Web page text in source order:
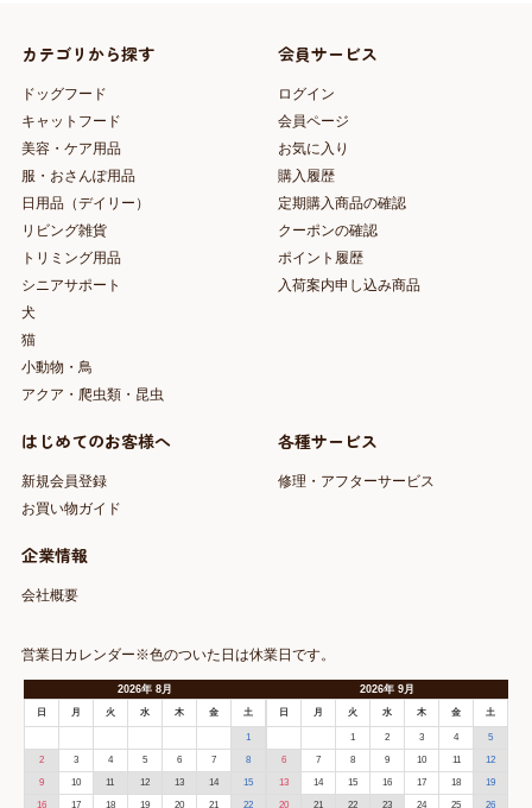
カテゴリから探す
ドッグフード
キャットフード
美容・ケア用品
服・おさんぽ用品
日用品（デイリー）
リビング雑貨
トリミング用品
シニアサポート
犬
猫
小動物・鳥
アクア・爬虫類・昆虫
会員サービス
ログイン
会員ページ
お気に入り
購入履歴
定期購入商品の確認
クーポンの確認
ポイント履歴
入荷案内申し込み商品
はじめてのお客様へ
新規会員登録
お買い物ガイド
各種サービス
修理・アフターサービス
企業情報
会社概要
営業日カレンダー※色のついた日は休業日です。
2026年 8月
日 月 火 水 木 金 土
1
2 3 4 5 6 7 8
9 10 11 12 13 14 15
16 17 18 19 20 21 22
2026年9月
日 月 火 水 木 金 土
1 2 3 4 5
6 7 8 9 10 11 12
13 14 15 16 17 18 19
20 21 22 23 24 25 26